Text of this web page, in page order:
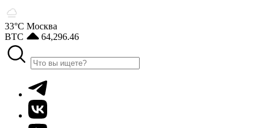
33°С Москва
BTC
64,296.46